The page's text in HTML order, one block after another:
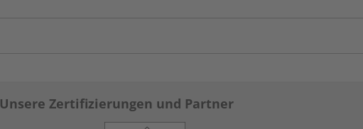
Unsere Zertifizierungen und Partner